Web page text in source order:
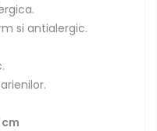
si antialergic.